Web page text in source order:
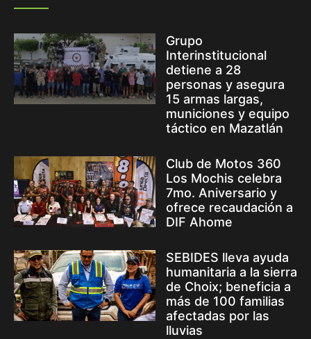
Grupo
Interinstitucional
detiene a 28
personas y asegura
15 armas largas,
municiones y equipo
táctico en Mazatlán
Club de Motos 360
Los Mochis celebra
7mo. Aniversario y
ofrece recaudación a
DIF Ahome
SEBIDES lleva ayuda
humanitaria a la sierra
de Choix; beneficia a
más de 100 familias
afectadas por las
lluvias